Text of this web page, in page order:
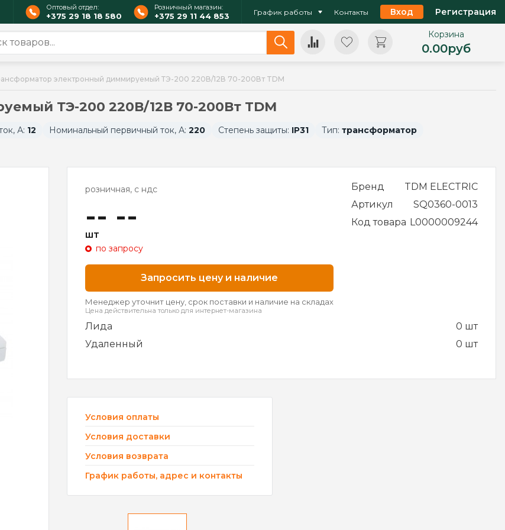
Оптовый отдел:
+375 29 18 18 580
Розничный магазин:
+375 29 11 44 853 График работы Контакты Вход Регистрация
Корзина
0.00руб
электронный диммируемый ТЭ-200 220В/12В 70-200Вт TDM
ТЭ-200 220В/12В 70-200Вт TDM
А: 12 Номинальный первичный ток, А: 220 Степень защиты: IP31 Тип: трансформатор
розничная, с ндс
-- --
шт
по запросу
Запросить цену и наличие
Менеджер уточнит цену, срок поставки и наличие на складах
Цена действительна только для интернет-магазина
Бренд
TDM ELECTRIC
Артикул
SQ0360-0013
Код товара L0000009244
Лида
0 шт
Удаленный
0 шт
Условия оплаты
Условия доставки
Условия возврата
График работы, адрес и контакты